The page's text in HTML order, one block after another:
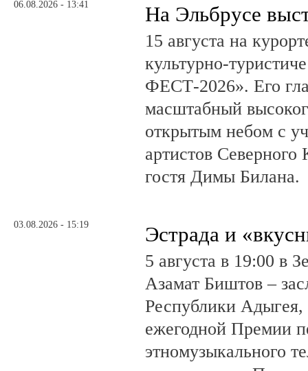
06.08.2026 - 13:41 На Эльбрусе
15 августа на
культурно-
ФЕСТ-2026». Его
масштабный
открытым небом с
артистов Северного
гостя Димы Билана.
03.08.2026 - 15:19 Эстрада и
5 августа в 19:00 в
Азамат Биштов –
Республики
ежегодной Премии
этномузыкального